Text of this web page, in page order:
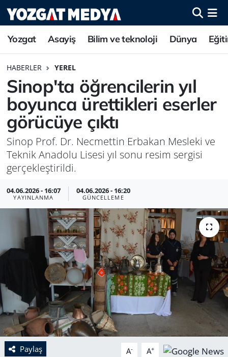
Yozgat Asayiş Bilim ve teknoloji Dünya
HABERLER YEREL
Sinop'ta öğrencilerin yıl
boyunca ürettikleri eserler
görücüye çıktı
Sinop Prof. Dr. Necmettin Erbakan Mesleki ve
Teknik Anadolu Lisesi yıl sonu resim sergisi
gerçekleştirildi.
04.06.2026 - 16:07
YAYINLANMA
04.06.2026 - 16:20
GÜNCELLEME
Paylaş A- A+